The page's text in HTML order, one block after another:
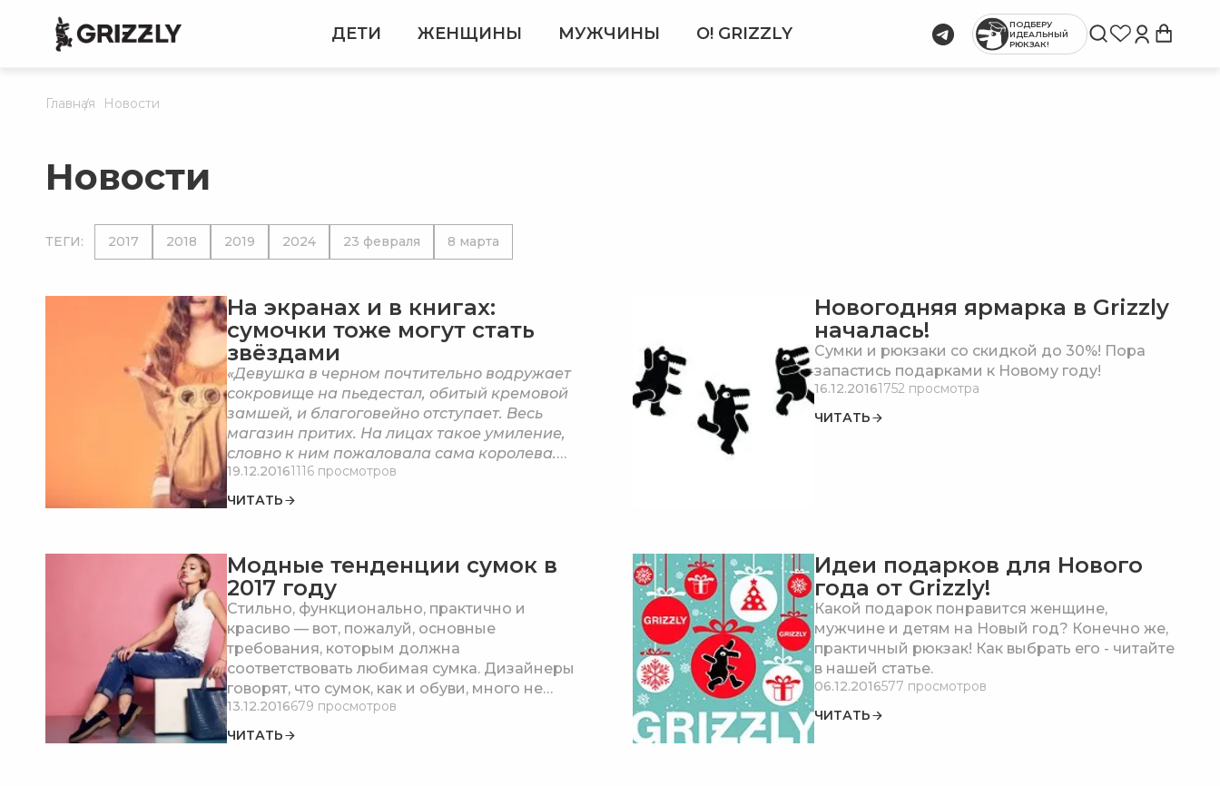
ДЕТИ ЖЕНЩИНЫ МУЖЧИНЫ О! GRIZZLY
ПОДБЕРУ
ИДЕАЛЬНЫЙ
РЮКЗАК!
Главная Новости
Новости
ТЕГИ: 2017 2018 2019 2024 23 февраля 8 марта
На экранах и в книгах:
сумочки тоже могут стать
звёздами
«Девушка в черном почтительно водружает
сокровище на пьедестал, обитый кремовой
замшей, и благоговейно отступает. Весь
магазин притих. На лицах такое умиление,
словно к ним пожаловала сама королева.
Или кинозвезда. Я не могу дышать...
19.12.20161116 просмотров
ЧИТАТЬ
Новогодняя ярмарка в Grizzly
началась!
Сумки и рюкзаки со скидкой до 30%! Пора
запастись подарками к Новому году!
16.12.20161752 просмотра
ЧИТАТЬ
Модные тенденции сумок в
2017 году
Стильно, функционально, практично и
красиво — вот, пожалуй, основные
требования, которым должна
соответствовать любимая сумка. Дизайнеры
говорят, что сумок, как и обуви, много не
бывает, ведь на каждый случай женщине
необходим аксессуар определенного типа.
13.12.2016679 просмотров
ЧИТАТЬ
Идеи подарков для Нового
года от Grizzly!
Какой подарок понравится женщине,
мужчине и детям на Новый год? Конечно же,
практичный рюкзак! Как выбрать его - читайте
в нашей статье.
06.12.2016577 просмотров
ЧИТАТЬ